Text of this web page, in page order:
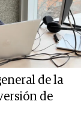
de la
de